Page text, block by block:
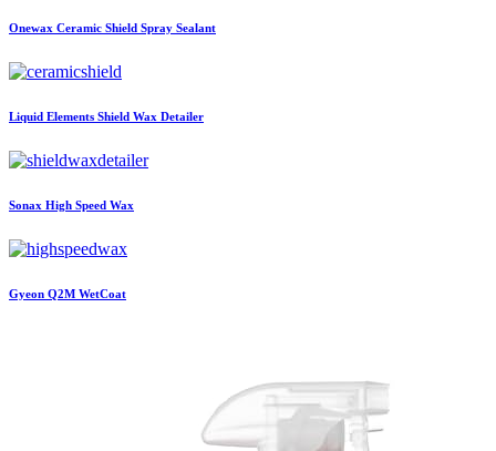
Onewax Ceramic Shield Spray Sealant
Liquid Elements Shield Wax Detailer
Sonax High Speed Wax
Gyeon Q2M WetCoat